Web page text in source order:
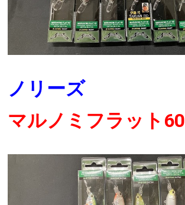
ノリーズ
マルノミフラット60